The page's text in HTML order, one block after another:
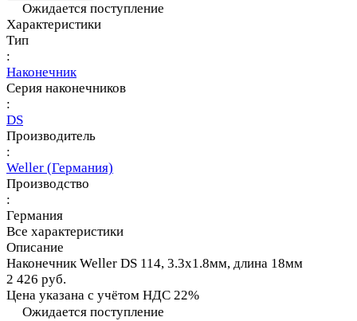
Ожидается поступление
Характеристики
Тип
:
Наконечник
Серия наконечников
:
DS
Производитель
:
Weller (Германия)
Производство
:
Германия
Все характеристики
Описание
Наконечник Weller DS 114, 3.3х1.8мм, длина 18мм
2 426 руб.
Цена указана с учётом НДС 22%
Ожидается поступление